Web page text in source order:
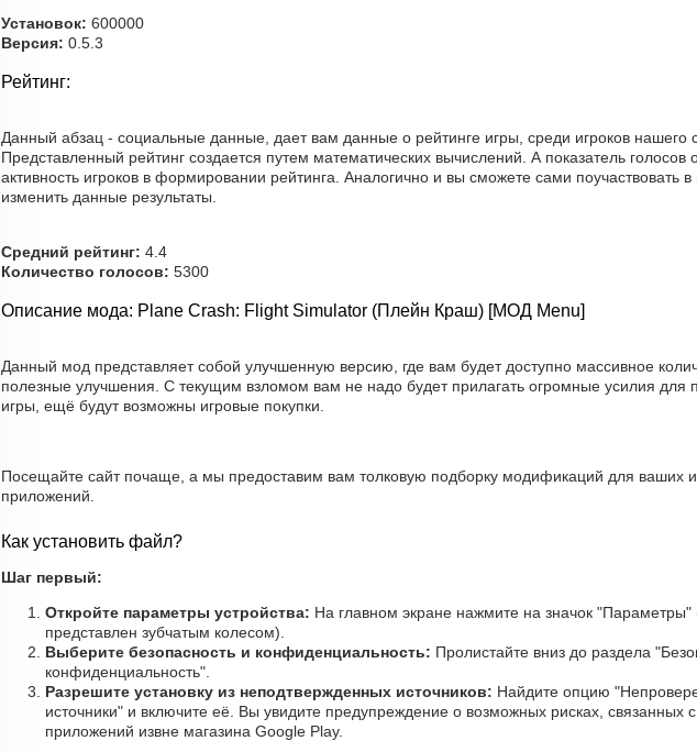
Установок: 600000
Версия: 0.5.3
Рейтинг:
Данный абзац - социальные данные, дает вам данные о рейтинге игры, среди игроков нашего
Представленный рейтинг создается путем математических вычислений. А показатель голосов
активность игроков в формировании рейтинга. Аналогично и вы сможете сами поучаствовать в
изменить данные результаты.
Средний рейтинг: 4.4
Количество голосов: 5300
Описание мода: Plane Crash: Flight Simulator (Плейн Краш) [МОД Menu]
Данный мод представляет собой улучшенную версию, где вам будет доступно массивное
полезные улучшения. С текущим взломом вам не надо будет прилагать огромные усилия для
игры, ещё будут возможны игровые покупки.
Посещайте сайт почаще, а мы предоставим вам толковую подборку модификаций для ваших
приложений.
Как установить файл?
Шаг первый:
Откройте параметры устройства: На главном экране нажмите на значок
представлен зубчатым колесом).
Выберите безопасность и конфиденциальность: Пролистайте вниз до раздела
конфиденциальность".
Разрешите установку из неподтвержденных источников: Найдите опцию
источники" и включите её. Вы увидите предупреждение о возможных рисках, связанных с
приложений извне магазина Google Play.